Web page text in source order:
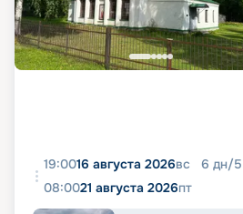
19:0016 августа 2026вс 6 дн/5
08:0021 августа 2026пт